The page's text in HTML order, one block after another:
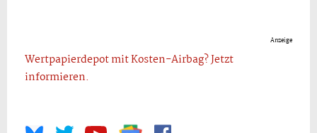
Anzeige
Wertpapierdepot mit Kosten-Airbag? Jetzt
informieren.